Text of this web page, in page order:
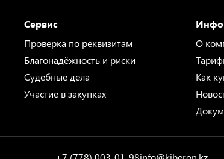
Сервис
Проверка по реквизитам
Благонадёжность и риски
Судебные дела
Участие в закупках
О
Как